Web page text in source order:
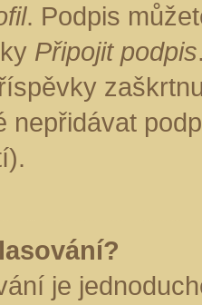
. Podpis
Připojit podpis
nepřidávat
je